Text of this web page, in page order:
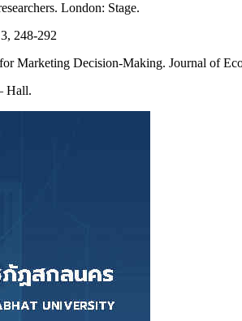
London: Stage.
248-292
Decision-Making. Journal of
Hall.